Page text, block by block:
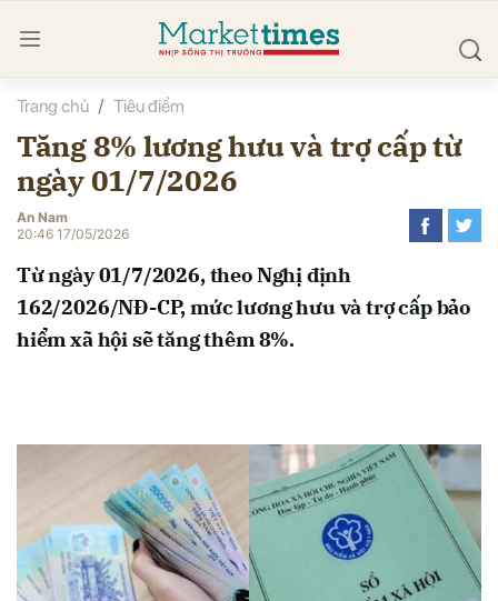
Trang chủ Tiêu điểm
Tăng 8% lương hưu và trợ cấp từ
ngày 01/7/2026
An Nam
20:46 17/05/2026
Từ ngày 01/7/2026, theo Nghị định
162/2026/NĐ-CP, mức lương hưu và trợ cấp bảo
hiểm xã hội sẽ tăng thêm 8%.
luận